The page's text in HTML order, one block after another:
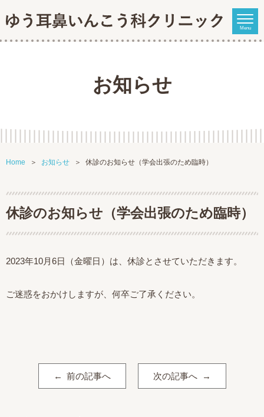
Menu
お知らせ
Home お知らせ 休診のお知らせ（学会出張のため臨時）
休診のお知らせ（学会出張のため臨時）
2023年10月6日（金曜日）は、休診とさせていただきます。
ご迷惑をおかけしますが、何卒ご了承ください。
前の記事へ 次の記事へ